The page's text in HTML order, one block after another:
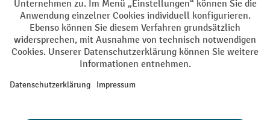
AGB Impressum Datenschutz
Barrierefreiheit Grounding Page Privacy Settings
Alle Preise exkl. gesetzl. Mehrwertsteuer zzgl.Versandkosten und ggf.
Nachnahmegebühren, wenn nicht anders angegeben.
¹ Der Rabatt gilt so lange der Vorrat reicht. Der Rabatt gilt nicht auf